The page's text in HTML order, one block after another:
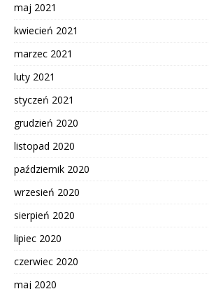
maj 2021
kwiecień 2021
marzec 2021
luty 2021
styczeń 2021
grudzień 2020
listopad 2020
październik 2020
wrzesień 2020
sierpień 2020
lipiec 2020
czerwiec 2020
maj 2020